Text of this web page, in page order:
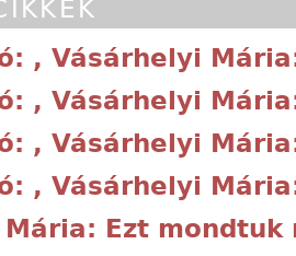
, Vásárhelyi
, Vásárhelyi
, Vásárhelyi
, Vásárhelyi
Ezt